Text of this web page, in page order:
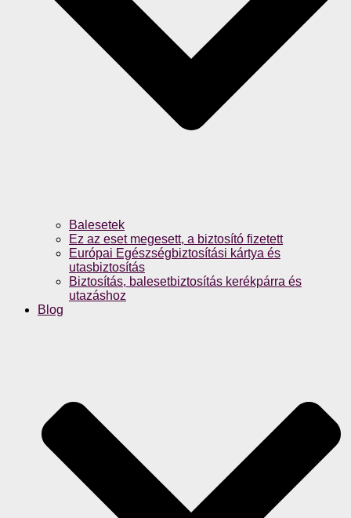
Balesetek
Ez az eset megesett, a biztosító fizetett
Európai Egészségbiztosítási kártya és
utasbiztosítás
Biztosítás, balesetbiztosítás kerékpárra és
utazáshoz
Blog